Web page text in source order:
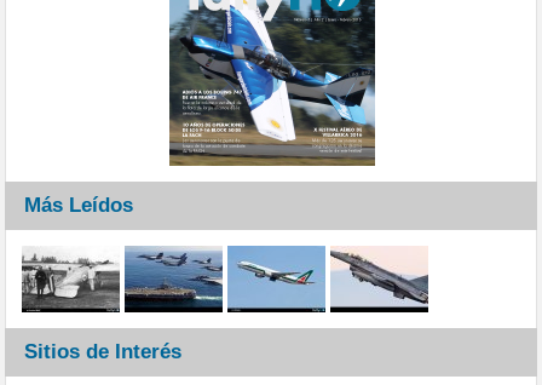
Más Leídos
Sitios de Interés